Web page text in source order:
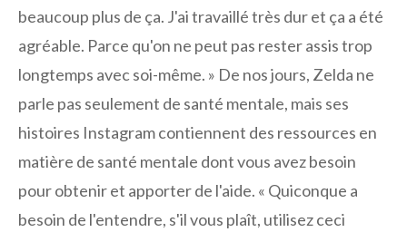
beaucoup plus de ça. J'ai travaillé très dur et ça a été
agréable. Parce qu'on ne peut pas rester assis trop
longtemps avec soi-même. » De nos jours, Zelda ne
parle pas seulement de santé mentale, mais ses
histoires Instagram contiennent des ressources en
matière de santé mentale dont vous avez besoin
pour obtenir et apporter de l'aide. « Quiconque a
besoin de l'entendre, s'il vous plaît, utilisez ceci